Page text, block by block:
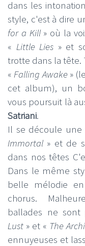
dans les
style, c'est à dire
for a Kill » où la
« Little Lies » et
trotte dans la tête.
«Falling Awake»
cet album), un
vous poursuit là
Satriani.
Il se découle
Immortal» et de
dans nos têtes
Dans le même
belle mélodie
chorus.
ballades ne sont
Lust » et « The
ennuyeuses et